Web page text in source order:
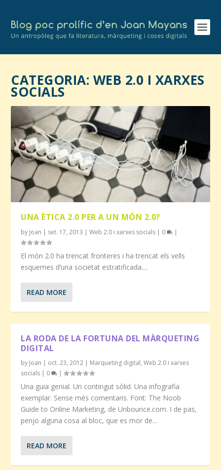
CATEGORIA: WEB 2.0 I XARXES
SOCIALS
UNA ÈTICA 2.0 PER A UN MÓN 2.0?
by Joan | set. 17, 2013 |Web 2.0 i xarxes socials | 0 |
El món 2.0 ha trencat fronteres i ha trencat els vells
esquemes d’una societat estratificada....
READ MORE
LA RODA DE LA FORTUNA DEL MÀRQUETING
DIGITAL
by Joan | oct. 23, 2012 | Marqueting digital,Web 2.0 i xarxes
socials | 0 |
Una guia genial. Un contingut sòlid. Una infografia
exemplar. Sense més comentaris. Font: The Noob
Guide to Online Marketing, de Unbounce.com. I de pas,
penjo alguna cosa al bloc, que es mor de...
READ MORE